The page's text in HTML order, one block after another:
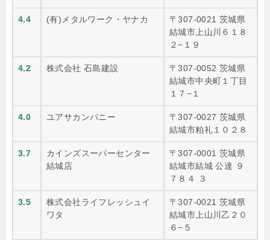
4.4 (有)メタルワーク・ヤナカ
〒307-0021 茨城県
結城市上山川６１８
２−１９
4.2 株式会社 石島建設
〒307-0052 茨城県
結城市中央町１丁目
１７−１
4.0 ユアサカンパニー
〒307-0027 茨城県
結城市粕礼１０２８
3.7
カインズスーパーセンター
結城店
〒307-0001 茨城県
結城市結城 公達 ９
７８４ ３
3.5
株式会社ライフレッシュイ
ワタ
〒307-0021 茨城県
結城市上山川乙２０
６−５